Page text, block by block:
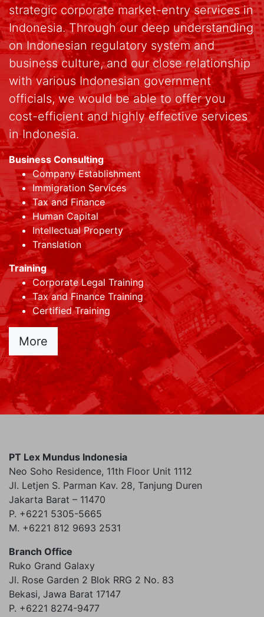
strategic corporate market-entry services in
Indonesia. Through our deep understanding
on Indonesian regulatory system and
business culture, and our close relationship
with various Indonesian government
officials, we would be able to offer you
cost-efficient and highly effective services
in Indonesia.
Business Consulting
Company Establishment
Immigration Services
Tax and Finance
Human Capital
Intellectual Property
Translation
Training
Corporate Legal Training
Tax and Finance Training
Certified Training
More
PT Lex Mundus Indonesia
Neo Soho Residence, 11th Floor Unit 1112
Jl. Letjen S. Parman Kav. 28, Tanjung Duren
Jakarta Barat – 11470
P. +6221 5305-5665
M. +6221 812 9693 2531
Branch Office
Ruko Grand Galaxy
Jl. Rose Garden 2 Blok RRG 2 No. 83
Bekasi, Jawa Barat 17147
P. +6221 8274-9477